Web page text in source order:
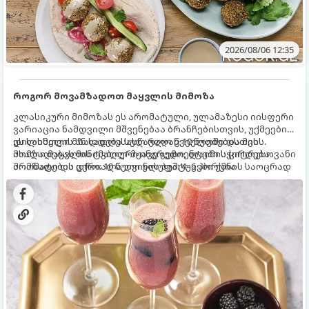
2026/08/06 12:35
როგორ მოვამზადოთ მაყვლის მიმოზა
კლასიკური მიმოზას ეს არომატული, ულამაზესი იისფერი
ვარიაცია ნამდვილი მშვენებაა ბრანჩებისთვის, უქმეების
დილისთვის ან სადღესასწაულო წვეულებებისთვის.
ახალი მაყვლის ტკბილ-მჟავე გემო, ლაიმის ციტრუსოვანი
არომატი და ცქრიალა ღვინის ბუშტუკები ქმნის საოცრად
დახვეწილ და მაგრილებელ კოქტეილს.
ეს სასმელი მზადდება სულ რაღაც 10 წუთში და მის
მომზადებას მინიმალური ინგრედიენტები სჭირდება.
მომზადების დრო: 10 წუთი ულუფა: 4–6 პორცია